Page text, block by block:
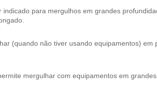
indicado para mergulhos em grandes
(quando não tiver usando equipamentos)
mergulhar com equipamentos em